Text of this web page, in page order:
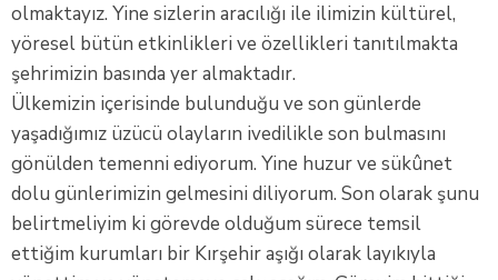
olmaktayız. Yine sizlerin aracılığı ile ilimizin kültürel,
yöresel bütün etkinlikleri ve özellikleri tanıtılmakta
şehrimizin basında yer almaktadır.
Ülkemizin içerisinde bulunduğu ve son günlerde
yaşadığımız üzücü olayların ivedilikle son bulmasını
gönülden temenni ediyorum. Yine huzur ve sükûnet
dolu günlerimizin gelmesini diliyorum. Son olarak şunu
belirtmeliyim ki görevde olduğum sürece temsil
ettiğim kurumları bir Kırşehir aşığı olarak layıkıyla